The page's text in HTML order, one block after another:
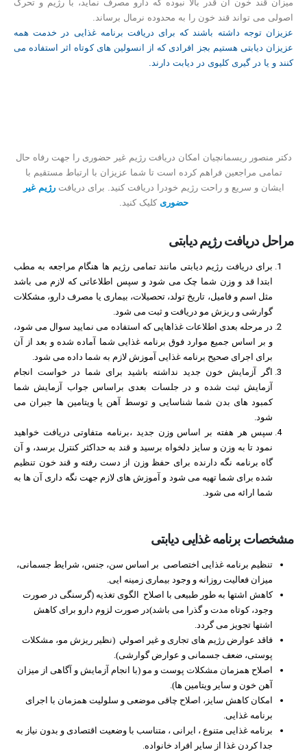
میزان قند خون آن قدر بالا نبوده که دارو مصرف نماید، با رژیم و تحرک
اصولی می تواند قند خون را به محدوده نرمال برساند.
عزیزان توجه داشته باشند که برای دریافت برنامه غذایی در خدمت همه
عزیزان دیابتی هستیم بجز افرادی که از انسولین های کوتاه اثر استفاده می
کنند و یا در گیری کلیوی در دیابت دارند.
دکتر منصور ریسمانچیان امکان دریافت رژیم غیر حضوری را جهت رفاه حال
تمامی مراجعین فراهم کرده است تا شما عزیزان با ارتباط مستقیم با
ایشان و سریع و راحت رژیم خودرا دریافت کنید. برای دریافترژیم غیر
حضوری کلیک کنید.
مراحل دریافت رژیم دیابتی​
برای دریافت رژیم دیابتی مانند تمامی رژیم ها هنگام مراجعه به مطب
ابتدا قد و وزن شما چک می شود و سپس اطلاعاتی که لازم می باشد
مثل اسم و فامیل، تاریخ تولد، تحصیلات، بیماری یا مصرف دارو، مشکلات
گوارشی و ریزش مو دریافت و ثبت می شود.
در مرحله بعدی اطلاعات غذاهایی که استفاده می نمایید سوال می شود،
و بر اساس جمیع موارد فوق برنامه غذایی شما آماده شده و بعد از آن
برای اجرای صحیح برنامه غذایی آموزش لازم به شما داده می شود.
اگر آزمایش خون جدید نداشته باشید برای شما در خواست انجام
آزمایش ثبت شده و در جلسات بعدی براساس جواب آزمایش شما
کمبود های بدن شما شناسایی و توسط آهن یا ویتامین ها جبران می
شود.
سپس هر هفته بر اساس وزن جدید ،برنامه متفاوتی دریافت خواهید
نمود تا به وزن و سایز دلخواه برسید و قند به حداکثر کنترل برسد، و آن
گاه برنامه نگه دارنده برای حفظ وزن از دست رفته و قند خون تنظیم
شده برای شما تهیه می شود و آموزش های لازم جهت نگه داری آن ها به
شما ارائه می شود.
مشخصات برنامه غذایی دیابتی​
تنظیم برنامه غذایی اختصاصی بر اساس سن، جنس، شرایط جسمانی،
میزان فعالیت روزانه و وجود بیماری زمینه ایی.
کاهش اشتها به طور طبیعی با اصلاح الگوی تغذیه (گرسنگی در صورت
وجود، کوتاه مدت و گذرا می باشد)در صورت لزوم دارو برای کاهش
اشتها تجویز می گردد.
فاقد عوارض رژیم های تجاری و غير اصولي (نظیر ریزش مو، مشکلات
پوستی، ضعف جسمانی و عوارض گوارشی).
اصلاح همزمان مشکلات پوست و مو (با انجام آزمایش و آگاهی از میزان
آهن خون و سایر ویتامین ها).
امکان کاهش سایز، اصلاح چاقی موضعی و سلولیت همزمان با اجرای
برنامه غذایی.
برنامه غذایی متنوع ، ایرانی ، متناسب با وضعیت اقتصادی و بدون نیاز به
جدا کردن غذا از سایر افراد خانواده.